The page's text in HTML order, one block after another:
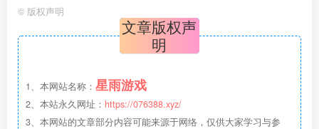
© 版权声明
文章版权声
明
1、本网站名称： 星雨游戏
2、本站永久网址： https://076388.xyz/
3、本网站的文章部分内容可能来源于网络，仅供大家学习与参